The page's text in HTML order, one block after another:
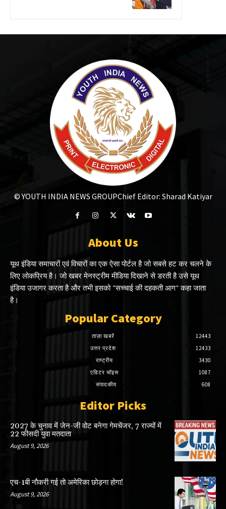
© YOUTH INDIA NEWS GROUPChief Editor: Sharad Katiyar
About Us
यूथ इंडिया समाचारों एवं विचारों का एक ऐसा पोर्टल है जो सबसे हट कर चलने के
लिए लोकप्रिय है। जो खबर मेनस्ट्रीम मीडिया दिखाने से डरती है उसे यूथ
इंडिया उजागर करता है और तभी इसको "सच्चाई की दहकती आग" कहा जाता
है।
Popular Category
ताज़ा खबरें
12443
उत्तर प्रदेश
12433
राष्ट्रीय
3430
एडिटर चॉइस
1087
संपादकीय
608
Editor Picks
2027 के चुनाव में जेन-जी वोट बनेगा गेमचेंजर, 7 राज्यों में
22 फीसदी युवा मतदाता
August 9, 2026
एच-1बी नौकरी गई तो अमेरिका छोड़ना होगा!
August 9, 2026